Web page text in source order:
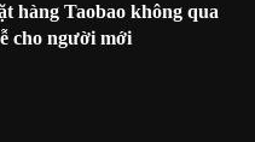
hàng Taobao không qua
cho người mới